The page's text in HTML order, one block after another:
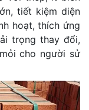
tiết kiệm diện
hoạt, thích ứng
trọng thay đổi,
cho người sử